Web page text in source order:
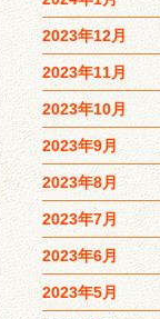
2023年12月
2023年11月
2023年10月
2023年9月
2023年8月
2023年7月
2023年6月
2023年5月